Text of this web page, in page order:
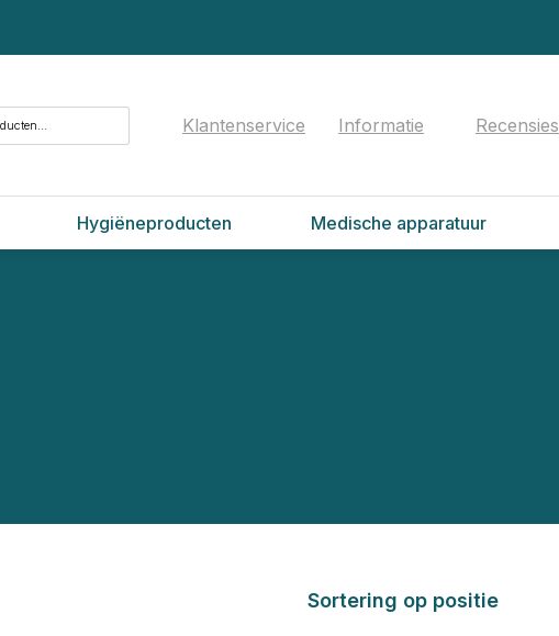
Klantenservice Informatie Recensies
Hygiëneproducten Medische apparatuur